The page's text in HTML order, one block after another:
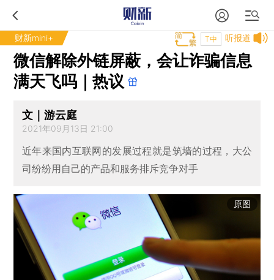
财新mini+ 听报道
T中
微信解除外链屏蔽，会让诈骗信息
满天飞吗｜热议
文｜游云庭
2021年09月13日 21:00
近年来国内互联网的发展过程就是筑墙的过程，大公
司纷纷用自己的产品和服务排斥竞争对手
原图